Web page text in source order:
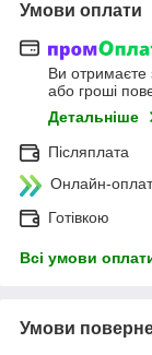
Умови оплати
Ви отримаєте
або гроші
Детальніше
Післяплата
Онлайн-
Готівкою
Всі умови
Умови